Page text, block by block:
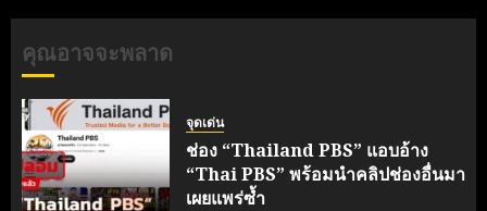
เคลื่อนไหว
คุณอาจจะพลาด
จุดเด่น
ช่อง “Thailand PBS” แอบอ้าง
“Thai PBS” พร้อมนำคลิปช่องอื่นมา
เผยแพร่ซ้ำ